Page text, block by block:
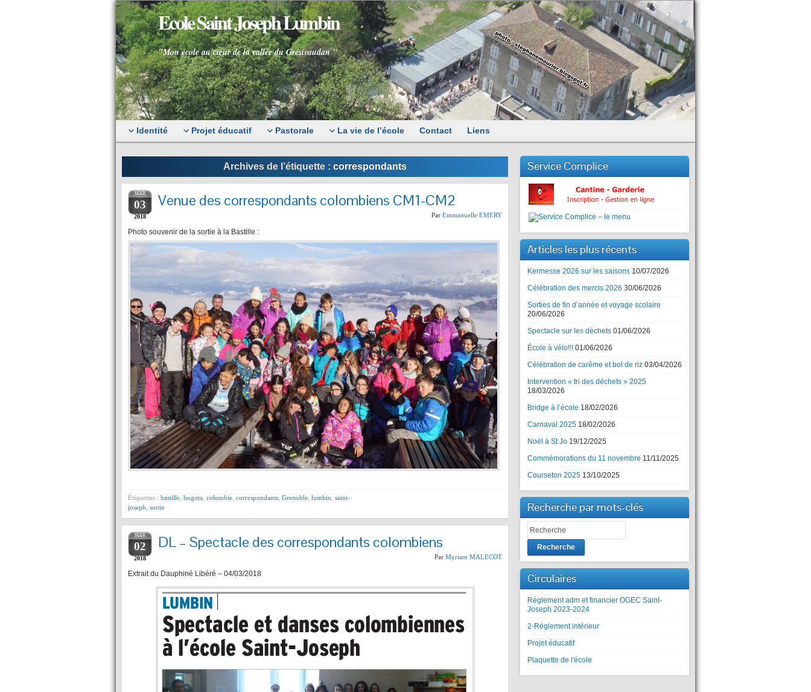
Ecole Saint Joseph Lumbin
"Mon école au cœur de la vallée du Grésivaudan "
Identité Projet éducatif Pastorale La vie de l’école Contact Liens
Archives de l’étiquette : correspondants
MAR
03
2018
Venue des correspondants colombiens CM1-CM2
Par Emmanuelle EMERY
Photo souvenir de la sortie à la Bastille :
Étiquettes : bastille bogota colombie correspondants Grenoble lumbin saint-
joseph sortie
MAR
02
2018
DL – Spectacle des correspondants colombiens
Par Myriam MALECOT
Extrait du Dauphiné Libéré – 04/03/2018
Service Complice
Articles les plus récents
Kermesse 2026 sur les saisons 10/07/2026
Célébration des mercis 2026 30/06/2026
Sorties de fin d’année et voyage scolaire
20/06/2026
Spectacle sur les déchets 01/06/2026
École à vélo!!! 01/06/2026
Célébration de carême et bol de riz 03/04/2026
Intervention « tri des déchets » 2025
18/03/2026
Bridge à l’école 18/02/2026
Carnaval 2025 18/02/2026
Noël à St Jo 19/12/2025
Commémorations du 11 novembre 11/11/2025
Courseton 2025 13/10/2025
Recherche par mots-clés
Recherche
Circulaires
Réglement adm et financier OGEC Saint-
Joseph 2023-2024
2-Règlement intérieur
Projet éducatif
Plaquette de l'école